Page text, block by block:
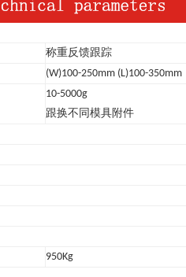
称重反馈跟踪
(W)100-250mm (L)100-350mm
10-5000g
跟换不同模具附件
950Kg